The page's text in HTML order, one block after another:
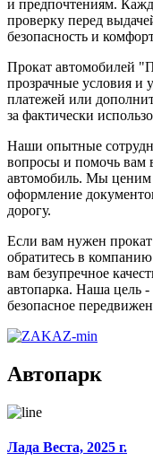
и предпочтениям.
проверку перед
безопасность и
Прокат автомобилей
прозрачные условия и
платежей или
за фактически
Наши опытные
вопросы и помочь вам
автомобиль. Мы ценим
оформление
дорогу.
Если вам нужен
обратитесь в
вам безупречное
автопарка. Наша цель
безопасное
Автопарк
Лада Веста, 2025 г.